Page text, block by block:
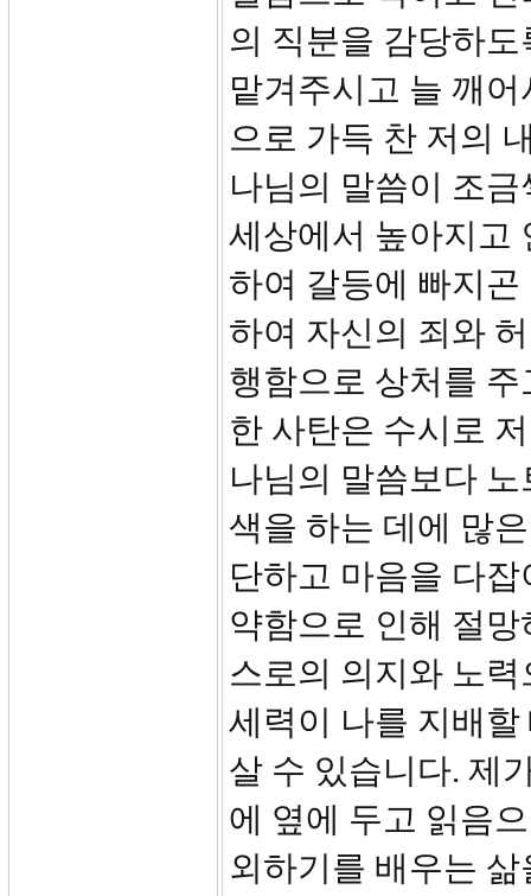
의 직분을 감당하
맡겨주시고 늘 깨
으로 가득 찬 저의
나님의 말씀이 조
세상에서 높아지고
하여 갈등에 빠지
하여 자신의 죄와
행함으로 상처를
한 사탄은 수시로
나님의 말씀보다
색을 하는 데에 많
단하고 마음을 다
약함으로 인해 절
스로의 의지와 노
세력이 나를 지배
살 수 있습니다. 제
에 옆에 두고 읽음
외하기를 배우는